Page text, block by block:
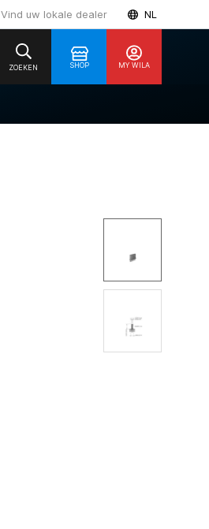
Vind uw lokale dealer NL
SHOP MY WILA
ZOEKEN